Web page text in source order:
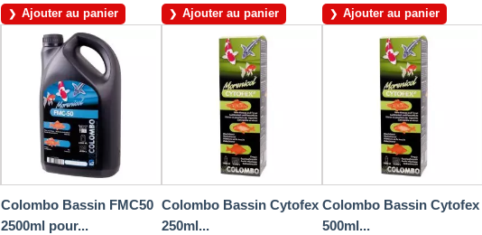
Ajouter au panier Ajouter au panier Ajouter au panier
Colombo Bassin FMC50
2500ml pour...
Colombo Bassin Cytofex
250ml...
Colombo Bassin Cytofex
500ml...